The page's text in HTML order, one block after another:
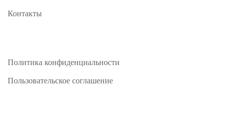
Контакты
Политика конфиденциальности
Пользовательское соглашение